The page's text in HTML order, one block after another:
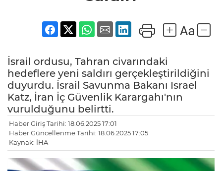
İsrail ordusu, Tahran civarındaki
hedeflere yeni saldırı gerçekleştirildiğini
duyurdu. İsrail Savunma Bakanı Israel
Katz, İran İç Güvenlik Karargahı'nın
vurulduğunu belirtti.
Haber Giriş Tarihi: 18.06.2025 17:01
Haber Güncellenme Tarihi: 18.06.2025 17:05
Kaynak: İHA